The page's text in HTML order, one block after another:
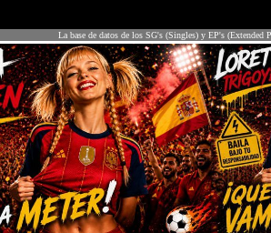
La base de datos de los SG's (Singles) y EP's (Extended